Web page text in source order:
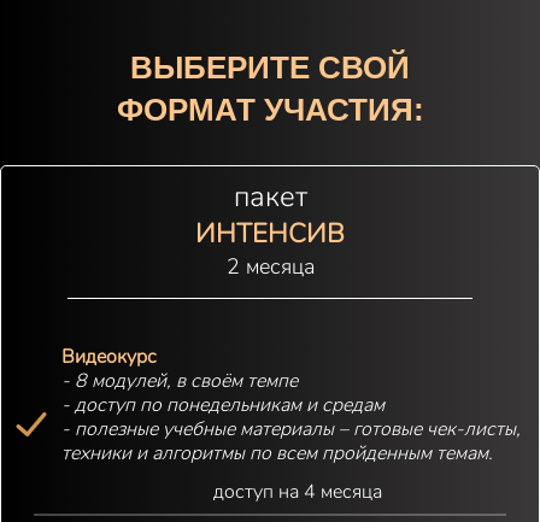
ВЫБЕРИТЕ СВОЙ
ФОРМАТ УЧАСТИЯ:
пакет
ИНТЕНСИВ
2 месяца
Видеокурс
- 8 модулей, в своём темпе
- доступ по понедельникам и средам
- полезные учебные материалы – готовые чек-листы,
техники и алгоритмы по всем пройденным темам.
доступ на 4 месяца